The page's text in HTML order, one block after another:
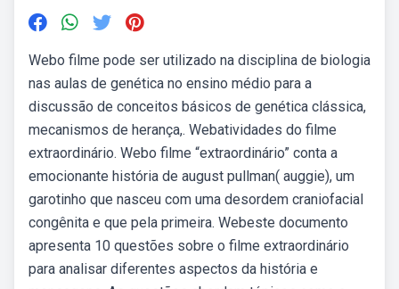
Webo filme pode ser utilizado na disciplina de biologia
nas aulas de genética no ensino médio para a
discussão de conceitos básicos de genética clássica,
mecanismos de herança,. Webatividades do filme
extraordinário. Webo filme “extraordinário” conta a
emocionante história de august pullman( auggie), um
garotinho que nasceu com uma desordem craniofacial
congênita e que pela primeira. Webeste documento
apresenta 10 questões sobre o filme extraordinário
para analisar diferentes aspectos da história e